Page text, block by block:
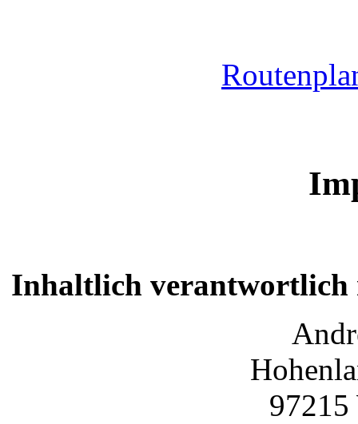
Inhaltlich verantwortlich
97215